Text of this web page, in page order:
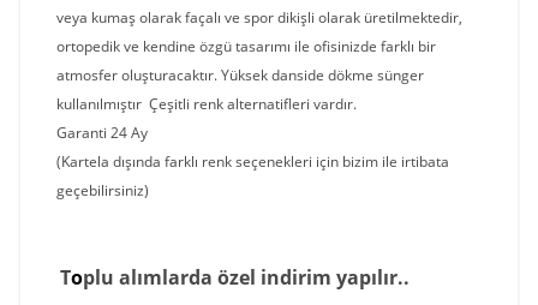
veya kumaş olarak façalı ve spor dikişli olarak üretilmektedir,
ortopedik ve kendine özgü tasarımı ile ofisinizde farklı bir
atmosfer oluşturacaktır.Yüksek danside dökme sünger
kullanılmıştır Çeşitli renk alternatifleri vardır.
Garanti 24 Ay
(Kartela dışında farklı renk seçenekleri için bizim ile irtibata
geçebilirsiniz)
Toplu alımlarda özel indirim yapılır..